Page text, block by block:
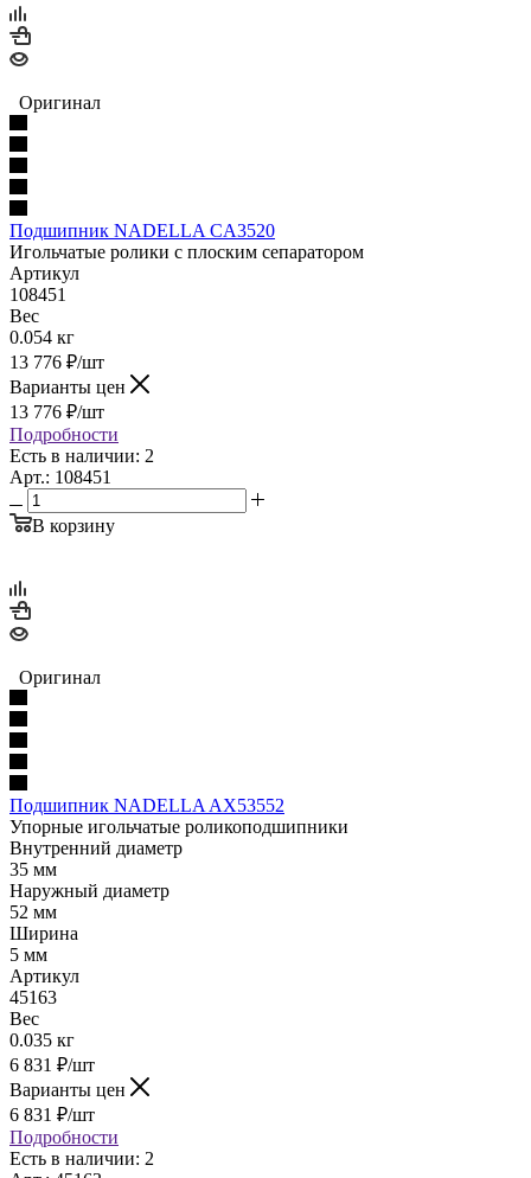
Оригинал
Подшипник NADELLA CA3520
Игольчатые ролики с плоским сепаратором
Артикул
108451
Вес
0.054 кг
13 776 ₽/шт
Варианты цен
13 776 ₽/шт
Подробности
Есть в наличии: 2
Арт.: 108451
В корзину
Оригинал
Подшипник NADELLA AX53552
Упорные игольчатые роликоподшипники
Внутренний диаметр
35 мм
Наружный диаметр
52 мм
Ширина
5 мм
Артикул
45163
Вес
0.035 кг
6 831 ₽/шт
Варианты цен
6 831 ₽/шт
Подробности
Есть в наличии: 2